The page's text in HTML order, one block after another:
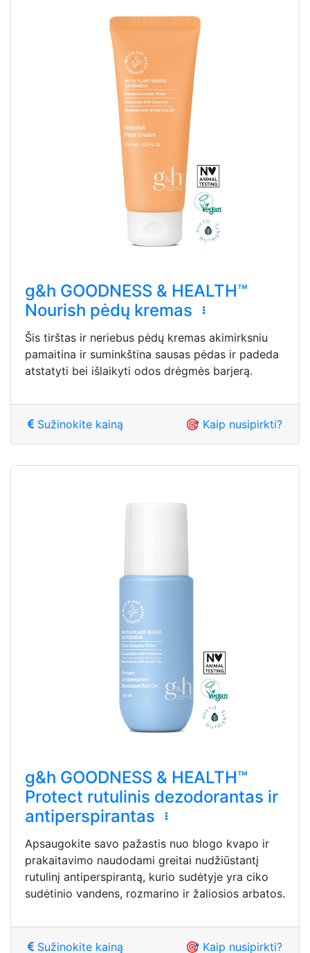
g&h GOODNESS & HEALTH™
Nourish pėdų kremas
Šis tirštas ir neriebus pėdų kremas akimirksniu
pamaitina ir suminkština sausas pėdas ir padeda
atstatyti bei išlaikyti odos drėgmės barjerą.
Sužinokite kainą 🎯 Kaip nusipirkti?
g&h GOODNESS & HEALTH™
Protect rutulinis dezodorantas ir
antiperspirantas
Apsaugokite savo pažastis nuo blogo kvapo ir
prakaitavimo naudodami greitai nudžiūstantį
rutulinį antiperspirantą, kurio sudėtyje yra ciko
sudėtinio vandens, rozmarino ir žaliosios arbatos.
Sužinokite kainą 🎯 Kaip nusipirkti?